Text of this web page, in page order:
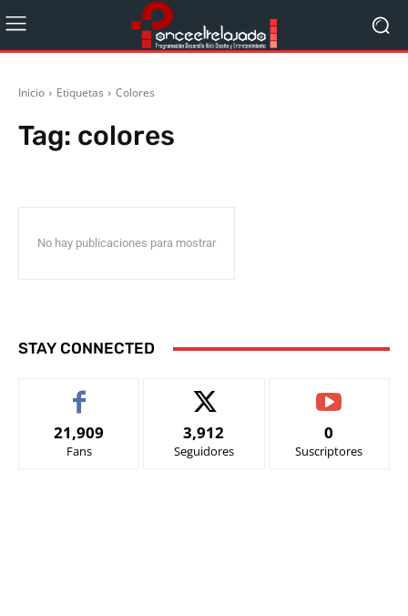
Inicio Etiquetas Colores
Tag: colores
No hay publicaciones para mostrar
STAY CONNECTED
21,909
Fans
3,912
Seguidores
0
Suscriptores